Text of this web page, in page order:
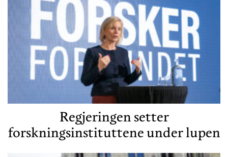
Regjeringen setter
forskningsinstituttene under lupen